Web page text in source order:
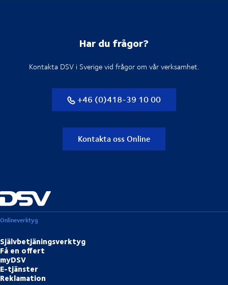
Har du frågor?
Kontakta DSV i Sverige vid frågor om vår verksamhet.
+46 (0)418-39 10 00
Kontakta oss Online
Onlineverktyg
Självbetjäningsverktyg
Få en offert
myDSV
E-tjänster
Reklamation